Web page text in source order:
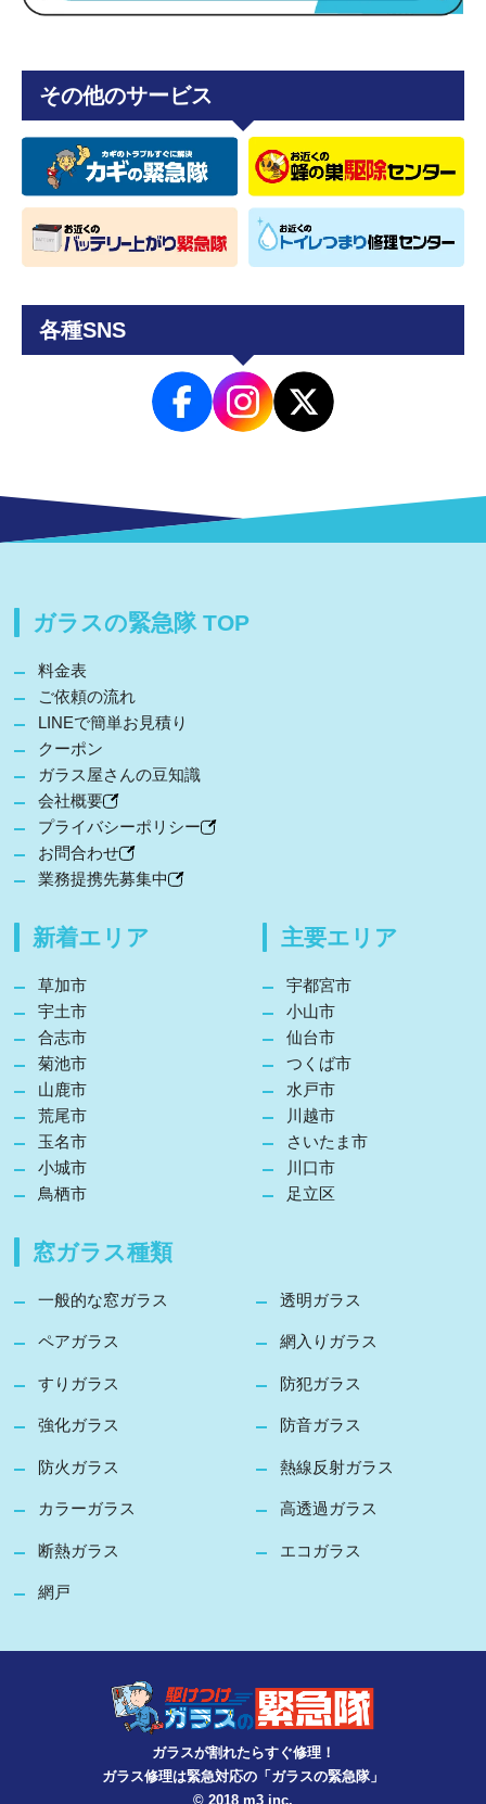
その他のサービス
各種SNS
ガラスの緊急隊 TOP
料金表
ご依頼の流れ
LINEで簡単お見積り
クーポン
ガラス屋さんの豆知識
会社概要
プライバシーポリシー
お問合わせ
業務提携先募集中
新着エリア
草加市
宇土市
合志市
菊池市
山鹿市
荒尾市
玉名市
小城市
鳥栖市
主要エリア
宇都宮市
小山市
仙台市
つくば市
水戸市
川越市
さいたま市
川口市
足立区
窓ガラス種類
一般的な窓ガラス 透明ガラス
ペアガラス 網入りガラス
すりガラス 防犯ガラス
強化ガラス 防音ガラス
防火ガラス 熱線反射ガラス
カラーガラス 高透過ガラス
断熱ガラス エコガラス
網戸
ガラスが割れたらすぐ修理！
ガラス修理は緊急対応の「ガラスの緊急隊」
© 2018 m3 inc.